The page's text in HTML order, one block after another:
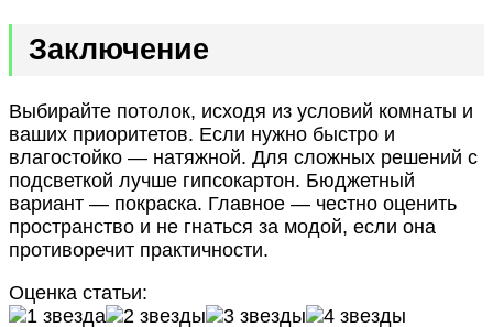
Заключение
Выбирайте потолок, исходя из условий комнаты и
ваших приоритетов. Если нужно быстро и
влагостойко — натяжной. Для сложных решений с
подсветкой лучше гипсокартон. Бюджетный
вариант — покраска. Главное — честно оценить
пространство и не гнаться за модой, если она
противоречит практичности.
Оценка статьи: